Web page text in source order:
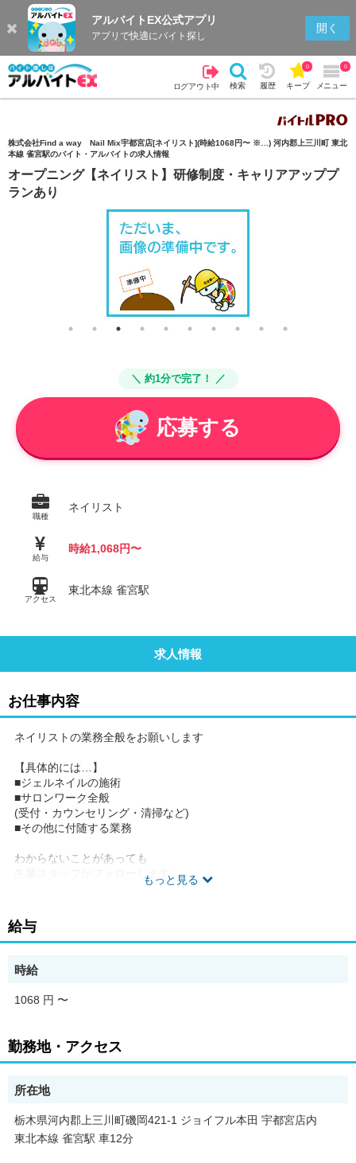
アルバイトEX公式アプリ
アプリで快適にバイト探し
開く
ログアウト中 検索 履歴 キープ
0
メニュー
0
検索 履歴
株式会社Find a way Nail Mix宇都宮店[ネイリスト](時給1068円〜 ※…) 河内郡上三川町 東北
本線 雀宮駅のバイト・アルバイトの求人情報
オープニング【ネイリスト】研修制度・キャリアアッププ
ランあり
＼ 約1分で完了！ ／
応募する
職種
ネイリスト
給与
時給1,068円〜
アクセス
東北本線 雀宮駅
求人情報
お仕事内容
もっと見る
ネイリストの業務全般をお願いします
【具体的には…】
■ジェルネイルの施術
■サロンワーク全般
(受付・カウンセリング・清掃など)
■その他に付随する業務
わからないことがあっても
先輩スタッフがフォローします
■交通費支給
毎日のコトだからうれしい
■充実の福利厚生
年末年始休暇や
長期休暇取得OK
■研修制度あり
専任講師によるマナー研修あり
働きながらスキルアップ◎
少しでも興味がございましたら
ご応募、ご連絡下さい。
給与
時給
1068 円 〜
勤務地・アクセス
所在地
栃木県河内郡上三川町磯岡421-1 ジョイフル本田 宇都宮店内
東北本線 雀宮駅 車12分